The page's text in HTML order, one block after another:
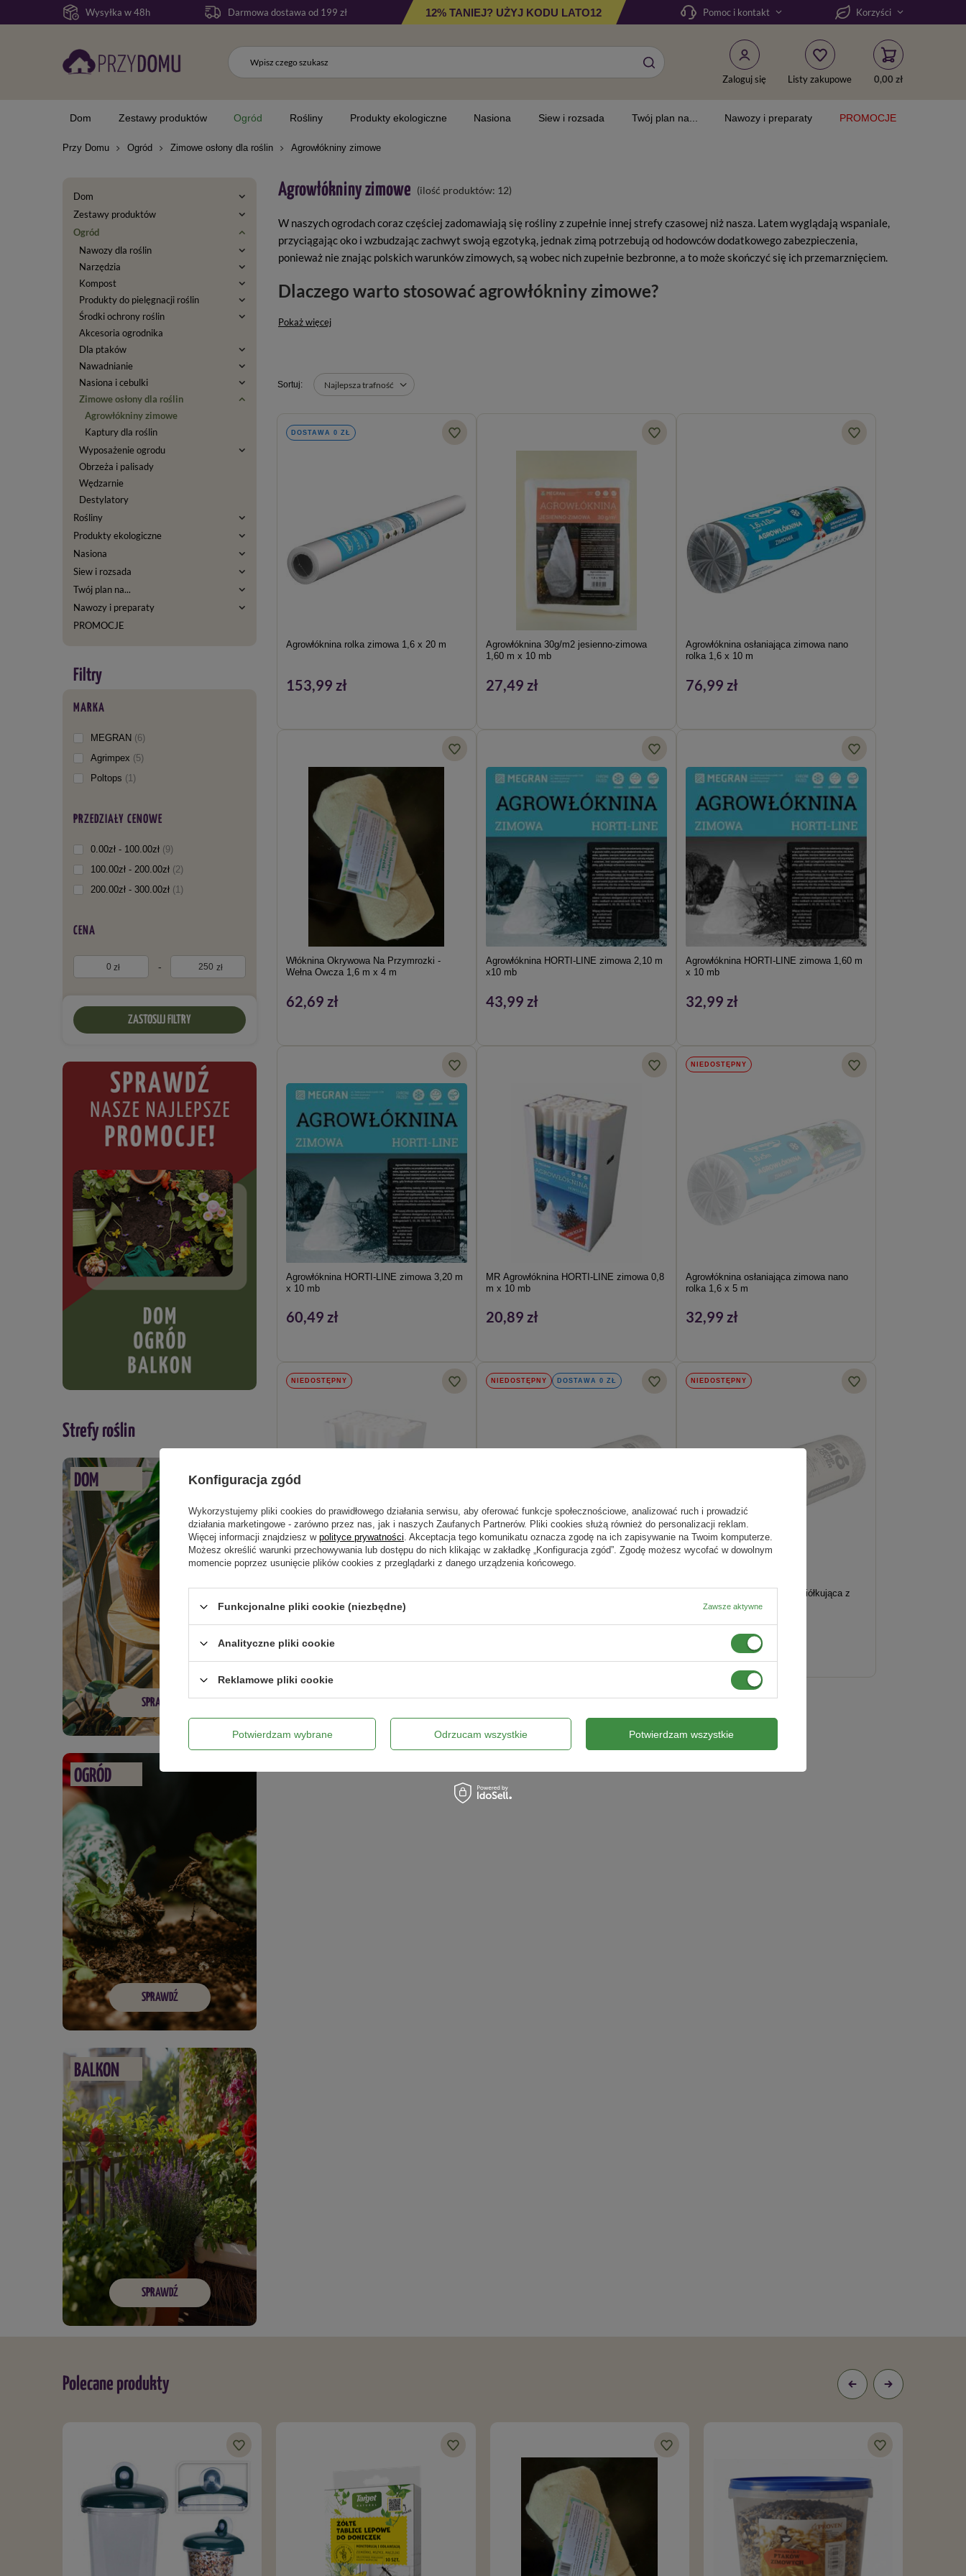
Wysyłka w 48h Darmowa dostawa od 199 zł 12% TANIEJ? UŻYJ KODU LATO12 Pomoc i kontakt Korzyści
Zaloguj się Listy zakupowe 0,00 zł
Dom Zestawy produktów Ogród Rośliny Produkty ekologiczne Nasiona Siew i rozsada Twój plan na... Nawozy i preparaty PROMOCJE
Przy Domu Ogród Zimowe osłony dla roślin Agrowłókniny zimowe
Dom
Zestawy produktów
Ogród
Nawozy dla roślin
Narzędzia
Kompost
Produkty do pielęgnacji roślin
Środki ochrony roślin
Akcesoria ogrodnika
Dla ptaków
Nawadnianie
Nasiona i cebulki
Zimowe osłony dla roślin
Agrowłókniny zimowe
Kaptury dla roślin
Wyposażenie ogrodu
Obrzeża i palisady
Wędzarnie
Destylatory
Rośliny
Produkty ekologiczne
Nasiona
Siew i rozsada
Twój plan na...
Nawozy i preparaty
PROMOCJE
MARKA
MEGRAN
6
Agrimpex
5
Poltops
1
PRZEDZIAŁY CENOWE
0.00zł - 100.00zł 9
100.00zł - 200.00zł 2
200.00zł - 300.00zł 1
CENA
zł - zł
ZASTOSUJ FILTRY
Strefy roślin
DOM
SPRAWDŹ
OGRÓD
SPRAWDŹ
BALKON
SPRAWDŹ
Agrowłókniny zimowe (ilość produktów: 12)
W naszych ogrodach coraz częściej zadomawiają się rośliny z zupełnie innej strefy czasowej niż nasza. Latem wyglądają wspaniale,
przyciągając oko i wzbudzając zachwyt swoją egzotyką, jednak zimą potrzebują od hodowców dodatkowego zabezpieczenia,
ponieważ nie znając polskich warunków zimowych, są wobec nich zupełnie bezbronne, a to może skończyć się ich przemarznięciem.
Dlaczego warto stosować agrowłókniny zimowe?
Pokaż więcej
Najlepsza trafność
DOSTAWA 0 ZŁ
Agrowłóknina rolka zimowa 1,6 x 20 m
153,99 zł
Agrowłóknina 30g/m2 jesienno-zimowa
1,60 m x 10 mb
27,49 zł
Agrowłóknina osłaniająca zimowa nano
rolka 1,6 x 10 m
76,99 zł
Włóknina Okrywowa Na Przymrozki -
Wełna Owcza 1,6 m x 4 m
62,69 zł
Agrowłóknina HORTI-LINE zimowa 2,10 m
x10 mb
43,99 zł
Agrowłóknina HORTI-LINE zimowa 1,60 m
x 10 mb
32,99 zł
Agrowłóknina HORTI-LINE zimowa 3,20 m
x 10 mb
60,49 zł
MR Agrowłóknina HORTI-LINE zimowa 0,8
m x 10 mb
20,89 zł
NIEDOSTĘPNY
Agrowłóknina osłaniająca zimowa nano
rolka 1,6 x 5 m
32,99 zł
NIEDOSTĘPNY
x 50 mb
NIEDOSTĘPNY DOSTAWA 0 ZŁ NIEDOSTĘPNY
BIO HempCover włóknina ściółkująca z
włókien konopnych 0,8x5 m
126,49 zł
Polecane produkty
Konfiguracja zgód
Wykorzystujemy pliki cookies do prawidłowego działania serwisu, aby oferować funkcje społecznościowe, analizować ruch i prowadzić
działania marketingowe - zarówno przez nas, jak i naszych Zaufanych Partnerów. Pliki cookies służą również do personalizacji reklam.
Więcej informacji znajdziesz w polityce prywatności. Akceptacja tego komunikatu oznacza zgodę na ich zapisywanie na Twoim komputerze.
Możesz określić warunki przechowywania lub dostępu do nich klikając w zakładkę „Konfiguracja zgód”. Zgodę możesz wycofać w dowolnym
momencie poprzez usunięcie plików cookies z przeglądarki z danego urządzenia końcowego.
Funkcjonalne pliki cookie (niezbędne) Zawsze aktywne
Analityczne pliki cookie
Reklamowe pliki cookie
Potwierdzam wybrane Odrzucam wszystkie Potwierdzam wszystkie